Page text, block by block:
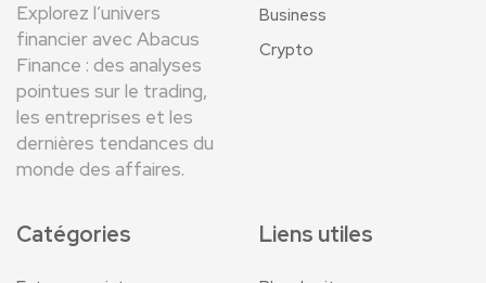
Explorez l’univers
financier avec Abacus
Finance : des analyses
pointues sur le trading,
les entreprises et les
dernières tendances du
monde des affaires.
Business
Crypto
Catégories Liens utiles